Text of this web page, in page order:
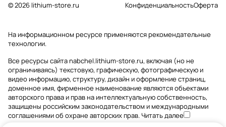
© 2026 lithium-store.ru КонфиденциальностьОферта
На информационном ресурсе применяютсярекомендательные
технологии.
Все ресурсы сайта nabchel.lithium-store.ru, включая (но не
ограничиваясь) текстовую, графическую, фотографическую и
видео информацию, структуру, дизайн и оформление страниц,
доменное имя, фирменное наименование являются объектами
авторского права и прав на интеллектуальную собственность,
защищены российским законодательством и международными
соглашениями об охране авторских прав.Читать далее